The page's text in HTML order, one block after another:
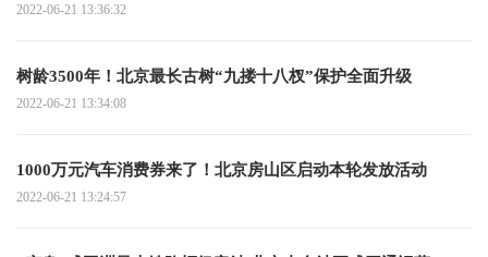
2022-06-21 13:36:32
树龄3500年！北京最长古树“九搂十八杈”保护全面升级
2022-06-21 13:34:08
1000万元汽车消费券来了！北京房山区启动本轮发放活动
2022-06-21 13:24:57